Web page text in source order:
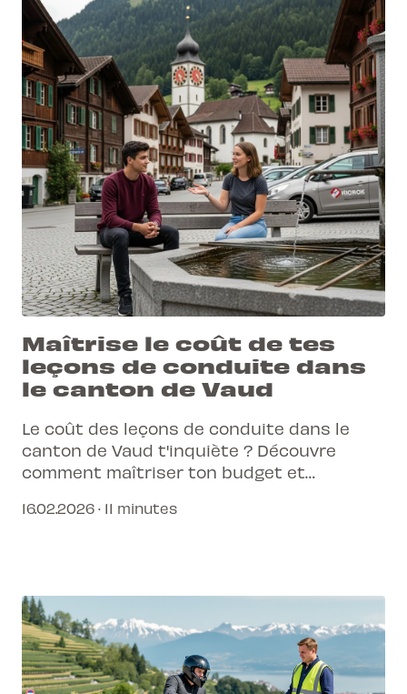
Maîtrise le coût de tes
leçons de conduite dans
le canton de Vaud
Le coût des leçons de conduite dans le
canton de Vaud t'inquiète ? Découvre
comment maîtriser ton budget et
permis B.
16.02.2026 · 11 minutes